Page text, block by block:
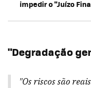
impedir o "Juízo
"Degradação
"Os riscos são